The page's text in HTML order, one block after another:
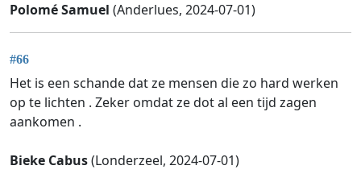
Polomé Samuel (Anderlues, 2024-07-01)
#66
Het is een schande dat ze mensen die zo hard werken
op te lichten . Zeker omdat ze dot al een tijd zagen
aankomen .
Bieke Cabus(Londerzeel, 2024-07-01)